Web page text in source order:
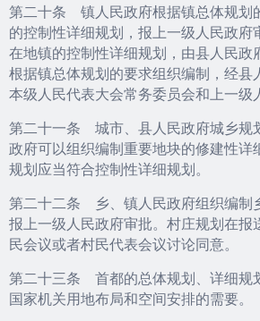
第二十条 镇人民政府根据镇总体规划
的控制性详细规划，报上一级人民政府
在地镇的控制性详细规划，由县人民政
根据镇总体规划的要求组织编制，经县
本级人民代表大会常务委员会和上一级
第二十一条 城市、县人民政府城乡规
政府可以组织编制重要地块的修建性详
规划应当符合控制性详细规划。
第二十二条 乡、镇人民政府组织编制
报上一级人民政府审批。村庄规划在报
民会议或者村民代表会议讨论同意。
第二十三条 首都的总体规划、详细规
国家机关用地布局和空间安排的需要。